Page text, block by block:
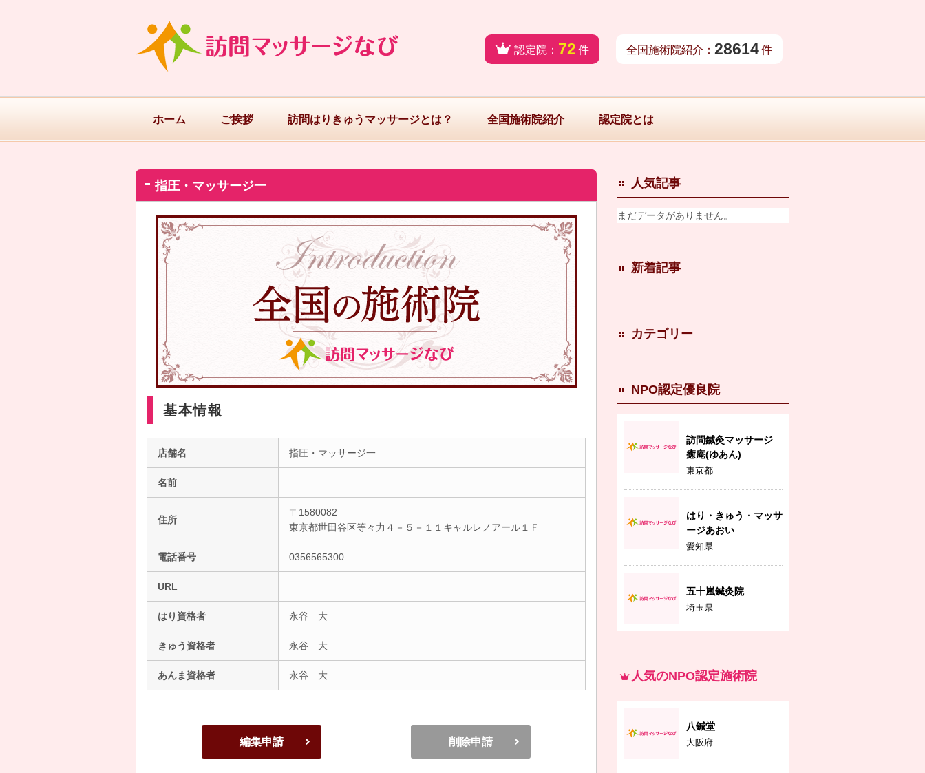
認定院： 72 件 全国施術院紹介： 28614件
ホーム ご挨拶 訪問はりきゅうマッサージとは？ 全国施術院紹介 認定院とは
指圧・マッサージ一
基本情報
店舗名 指圧・マッサージ一
名前
住所
〒1580082
東京都世田谷区等々力４－５－１１キャルレノアール１Ｆ
電話番号 0356565300
URL
はり資格者 永谷 大
きゅう資格者 永谷 大
あんま資格者 永谷 大
編集申請 削除申請
人気記事
まだデータがありません。
新着記事
カテゴリー
NPO認定優良院
訪問鍼灸マッサージ
癒庵(ゆあん)
東京都
はり・きゅう・マッサ
ージあおい
愛知県
五十嵐鍼灸院
埼玉県
人気のNPO認定施術院
八鍼堂
大阪府